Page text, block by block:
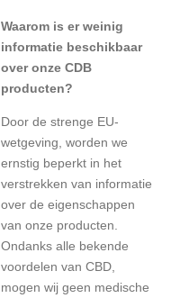
Waarom is er weinig
informatie beschikbaar
over onze CDB
producten?
Door de strenge EU-
wetgeving, worden we
ernstig beperkt in het
verstrekken van informatie
over de eigenschappen
van onze producten.
Ondanks alle bekende
voordelen van CBD,
mogen wij geen medische